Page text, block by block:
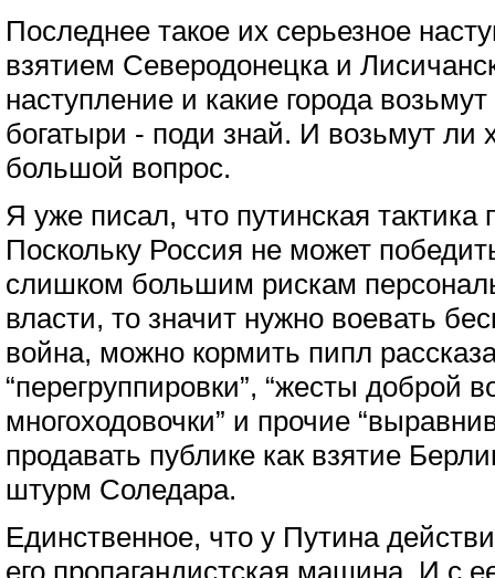
Последнее такое их серьезное
взятием Северодонецка и
наступление и какие города
богатыри - поди знай. И возьмут ли
большой вопрос.
Я уже писал, что путинская тактика
Поскольку Россия не может
слишком большим рискам
власти, то значит нужно воевать
война, можно кормить пипл
“перегруппировки”, “жесты доброй
многоходовочки” и прочие
продавать публике как взятие
штурм Соледара.
Единственное, что у Путина
его пропагандистская машина. И с